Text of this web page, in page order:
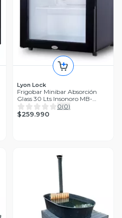
Lyon Lock
Frigobar Minibar Absorción
Glass 30 Lts Insonoro MB-
30CG
0(0)
$259.990